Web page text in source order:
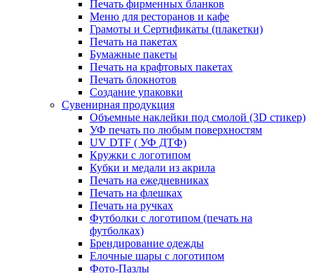
Печать фирменных бланков
Меню для ресторанов и кафе
Грамоты и Сертификаты (плакетки)
Печать на пакетах
Бумажные пакеты
Печать на крафтовых пакетах
Печать блокнотов
Создание упаковки
Сувенирная продукция
Объемные наклейки под смолой (3D стикер)
УФ печать по любым поверхностям
UV DTF ( УФ ДТФ)
Кружки с логотипом
Кубки и медали из акрила
Печать на ежедневниках
Печать на флешках
Печать на ручках
Футболки с логотипом (печать на
футболках)
Брендирование одежды
Елочные шары с логотипом
Фото-Пазлы